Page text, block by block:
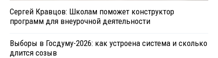
Сергей Кравцов: Школам поможет конструктор
программ для внеурочной деятельности
Выборы в Госдуму-2026: как устроена система и сколько
длится созыв